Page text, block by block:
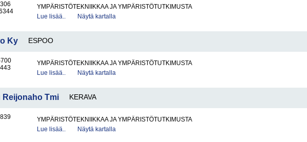
YMPÄRISTÖTEKNIIKKAA JA YMPÄRISTÖTUTKIMUSTA
Lue lisää..
Näytä kartalla
Ky ESPOO
YMPÄRISTÖTEKNIIKKAA JA YMPÄRISTÖTUTKIMUSTA
Lue lisää..
Näytä kartalla
Reijonaho Tmi KERAVA
YMPÄRISTÖTEKNIIKKAA JA YMPÄRISTÖTUTKIMUSTA
Lue lisää..
Näytä kartalla